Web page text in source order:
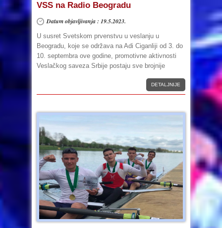
VSS na Radio Beogradu
Datum objavljivanja : 19.5.2023.
U susret Svetskom prvenstvu u veslanju u
Beogradu, koje se održava na Adi Ciganliji od 3. do
10. septembra ove godine, promotivne aktivnosti
Veslačkog saveza Srbije postaju sve brojnije
DETALJNIJE